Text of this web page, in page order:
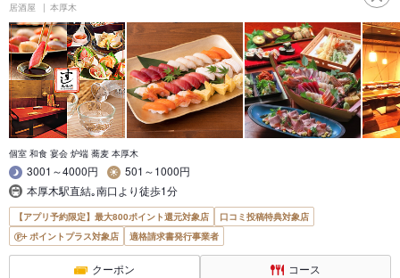
居酒屋 本厚木
個室 和食 宴会 炉端 蕎麦 本厚木
3001～4000円
501～1000円
本厚木駅直結｡南口より徒歩1分
【アプリ予約限定】最大800ポイント還元対象店
口コミ投稿特典対象店
ポイントプラス対象店
適格請求書発行事業者
クーポン コース